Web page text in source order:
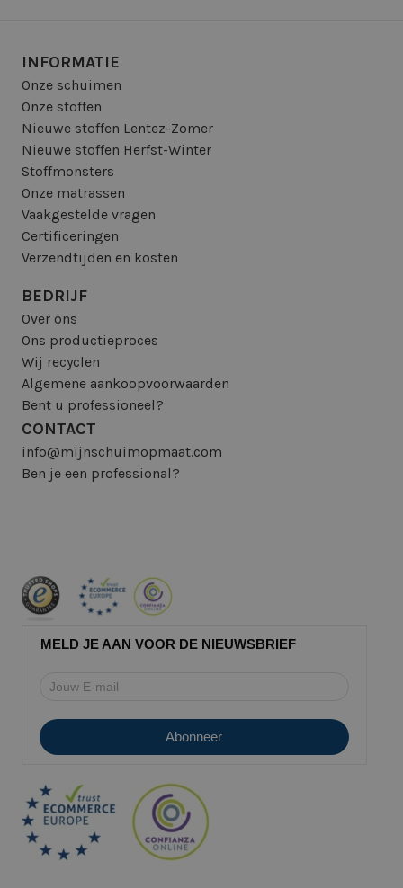
INFORMATIE
Onze schuimen
Onze stoffen
Nieuwe stoffen Lentez-Zomer
Nieuwe stoffen Herfst-Winter
Stoffmonsters
Onze matrassen
Vaakgestelde vragen
Certificeringen
Verzendtijden en kosten
BEDRIJF
Over ons
Ons productieproces
Wij recyclen
Algemene aankoopvoorwaarden
Bent u professioneel?
CONTACT
info@mijnschuimopmaat.com
Ben je een professional?
MELD JE AAN VOOR DE NIEUWSBRIEF